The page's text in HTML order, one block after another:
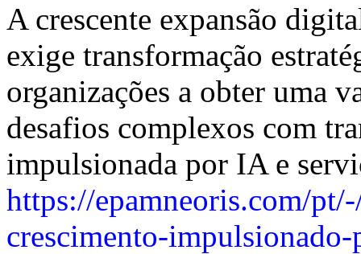
A crescente expansão
exige transformação
organizações a obter uma
desafios complexos com
impulsionada por IA e
https://epamneoris.com/
crescimento-